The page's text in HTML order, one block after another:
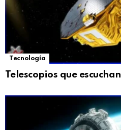
Tecnología
Telescopios que